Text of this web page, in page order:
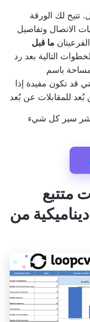
تتيح لك الورقة
الاتصال وتفاصيل
ما قبل
التالية بعد رد
مساحة باسم
قد تكون مفيدة إذا
بُعد للمقابلات عن بُعد
سير كل شيء
متتبع
من